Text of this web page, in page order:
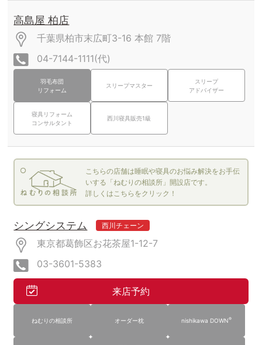
高島屋 柏店
千葉県柏市末広町3-16 本館 7階
04-7144-1111(代)
羽毛布団
リフォーム
スリープマスター
スリープ
アドバイザー
寝具リフォーム
コンサルタント
西川寝具販売1級
こちらの店舗は睡眠や寝具のお悩み解決をお手伝
いする「ねむりの相談所」開設店です。
詳しくはこちらをクリック！
シングシステム 西川チェーン
東京都葛飾区お花茶屋1-12-7
03-3601-5383
来店予約
ねむりの相談所 オーダー枕 nishikawa DOWN®